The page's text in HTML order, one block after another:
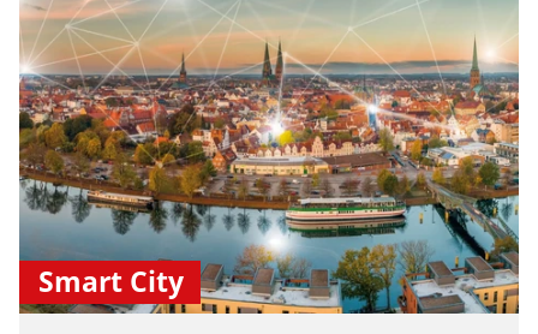
Smart City